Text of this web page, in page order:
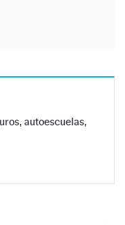
autoescuelas,